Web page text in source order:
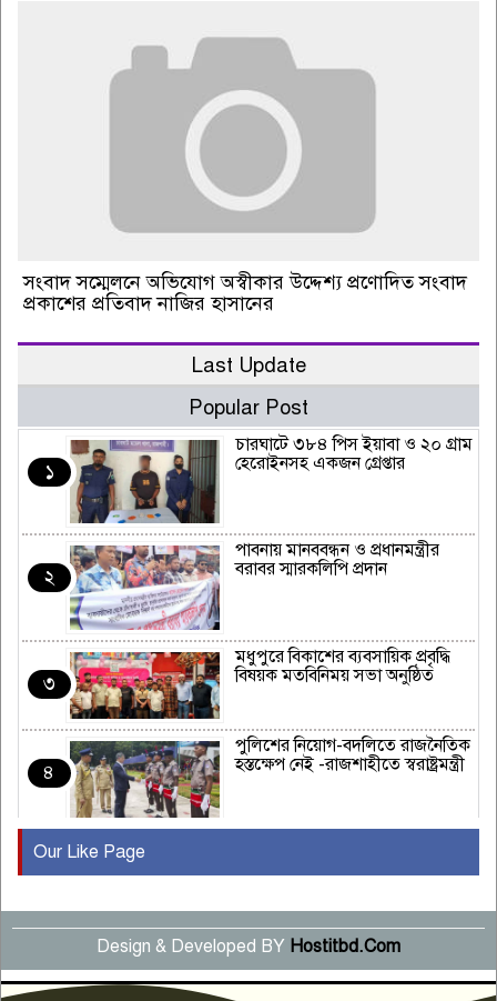
সংবাদ সম্মেলনে অভিযোগ অস্বীকার উদ্দেশ্য প্রণোদিত সংবাদ
প্রকাশের প্রতিবাদ নাজির হাসানের
Last Update
Popular Post
১
চারঘাটে ৩৮৪ পিস ইয়াবা ও ২০ গ্রাম
হেরোইনসহ একজন গ্রেপ্তার
২
পাবনায় মানববন্ধন ও প্রধানমন্ত্রীর
বরাবর স্মারকলিপি প্রদান
৩
মধুপুরে বিকাশের ব্যবসায়িক প্রবৃদ্ধি
বিষয়ক মতবিনিময় সভা অনুষ্ঠিত
৪
পুলিশের নিয়োগ-বদলিতে রাজনৈতিক
হস্তক্ষেপ নেই -রাজশাহীতে স্বরাষ্ট্রমন্ত্রী
৫
বছর পূর্তি উদযাপন
৬
সংবাদ সম্মেলনে অভিযোগ অস্বীকার
উদ্দেশ্য প্রণোদিত সংবাদ প্রকাশের
প্রতিবাদ নাজির হাসানের
Our Like Page
Design & Developed BY Hostitbd.Com